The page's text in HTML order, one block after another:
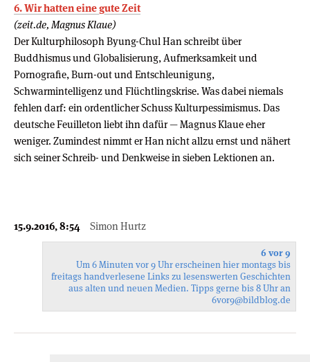
6. Wir hatten eine gute Zeit
(zeit.de, Magnus Klaue)
Der Kulturphilosoph Byung-Chul Han schreibt über
Buddhismus und Globalisierung, Aufmerksamkeit und
Pornografie, Burn-out und Entschleunigung,
Schwarmintelligenz und Flüchtlingskrise. Was dabei niemals
fehlen darf: ein ordentlicher Schuss Kulturpessimismus. Das
deutsche Feuilleton liebt ihn dafür — Magnus Klaue eher
weniger. Zumindest nimmt er Han nicht allzu ernst und nähert
sich seiner Schreib- und Denkweise in sieben Lektionen an.
15.9.2016, 8:54 Simon Hurtz
6 vor 9
Um 6 Minuten vor 9 Uhr erscheinen hier montags bis
freitags handverlesene Links zu lesenswerten Geschichten
aus alten und neuen Medien. Tipps gerne bis 8 Uhr an
6vor9@bildblog.de